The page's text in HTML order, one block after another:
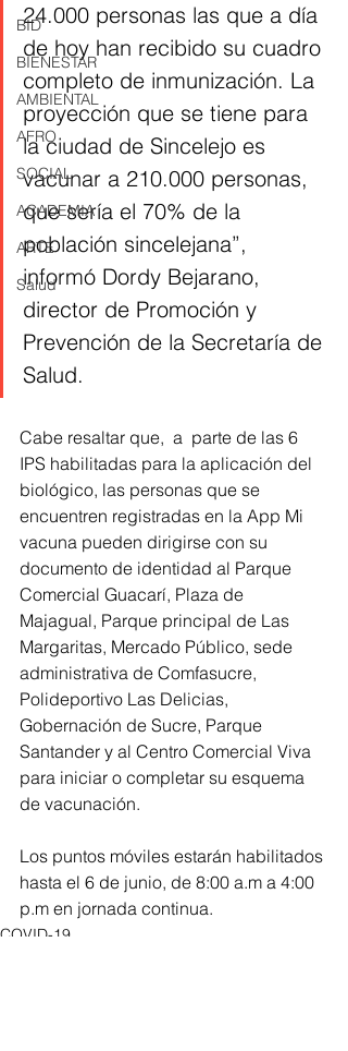
BID
BIENESTAR
AMBIENTAL
AFRO
SOCIAL
ACADEMIA
ARTE
Salud
24.000 personas las que a día
de hoy han recibido su cuadro
completo de inmunización. La
proyección que se tiene para
la ciudad de Sincelejo es
vacunar a 210.000 personas,
que sería el 70% de la
población sincelejana”,
informó Dordy Bejarano,
director de Promoción y
Prevención de la Secretaría de
Salud.
Cabe resaltar que,  a  parte de las 6
IPS habilitadas para la aplicación del
biológico, las personas que se
encuentren registradas en la App Mi
vacuna pueden dirigirse con su
documento de identidad al Parque
Comercial Guacarí, Plaza de
Majagual, Parque principal de Las
Margaritas, Mercado Público, sede
administrativa de Comfasucre,
Polideportivo Las Delicias,
Gobernación de Sucre, Parque
Santander y al Centro Comercial Viva
para iniciar o completar su esquema
de vacunación.
Los puntos móviles estarán habilitados
hasta el 6 de junio, de 8:00 a.m a 4:00
p.m en jornada continua.​
COVID-19